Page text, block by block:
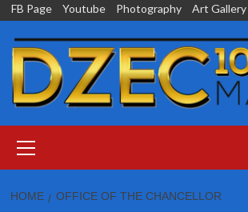
Skip
content
FB Page Youtube Photography Art Gallery
Menu
HOME OFFICE OF THE CHANCELLOR